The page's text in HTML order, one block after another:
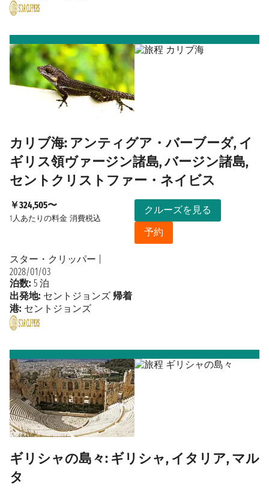
カリブ海: アンティグア・バーブーダ, イ
ギリス領ヴァージン諸島, バージン諸島,
セントクリストファー・ネイビス
￥324,505〜
1人あたりの料金 消費税込
クルーズを見る
予約
スター・クリッパー
2028/01/03
泊数: 5 泊
出発地: セントジョンズ 帰着
港: セントジョンズ
ギリシャの島々: ギリシャ, イタリア, マル
タ